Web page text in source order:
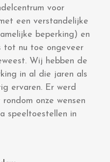
voor
een verstandelijke
beperking) en
tot nu toe ongeveer
Wij hebben de
in al die jaren als
ervaren. Er werd
onze wensen
speeltoestellen in